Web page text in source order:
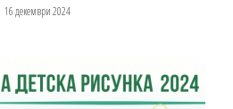
16 декември 2024